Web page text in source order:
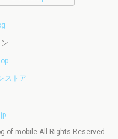
ストア
of mobile All Rights Reserved.